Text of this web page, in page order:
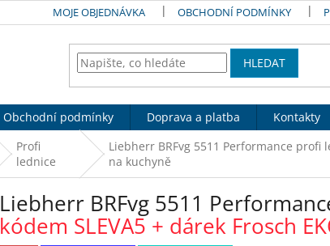
MOJE OBJEDNÁVKA OBCHODNÍ PODMÍNKY
HLEDAT
Obchodní podmínky Doprava a platba Kontakty
Profi
lednice
Liebherr BRFvg 5511 Performance profi
na kuchyně
Liebherr BRFvg 5511
kódem SLEVA5 + dárek Frosch